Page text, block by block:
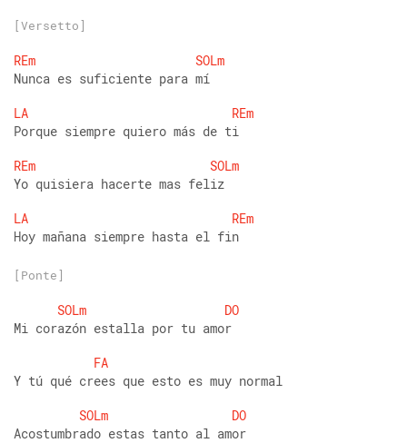
[Versetto]
REm
SOLm
Nunca es suficiente para mí
LA
REm
Porque siempre quiero más de ti
REm
SOLm
Yo quisiera hacerte mas feliz
LA
REm
Hoy mañana siempre hasta el fin
[Ponte]
SOLm
DO
Mi corazón estalla por tu amor
FA
Y tú qué crees que esto es muy normal
SOLm
DO
Acostumbrado estas tanto al amor